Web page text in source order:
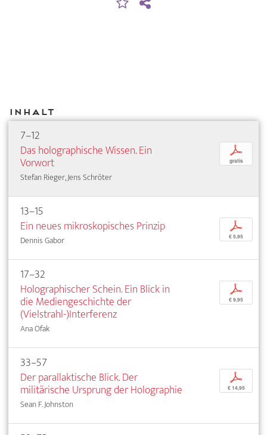
Inhalt
7–12
Das holographische Wissen. Ein
Vorwort
Stefan Rieger, Jens Schröter
p
gratis
13–15
Ein neues mikroskopisches Prinzip
Dennis Gabor
p
€ 5,95
17–32
Holographischer Schein. Ein Blick in
die Mediengeschichte der
(Vielstrahl-)Interferenz
Ana Ofak
p
€ 9,95
33–57
Der parallaktische Blick. Der
militärische Ursprung der Holographie
Sean F. Johnston
p
€ 14,95